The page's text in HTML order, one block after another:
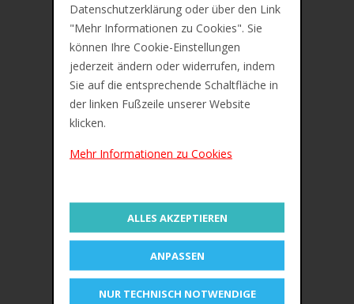
Datenschutzerklärung oder über den Link
"Mehr Informationen zu Cookies". Sie
können Ihre Cookie-Einstellungen
jederzeit ändern oder widerrufen, indem
Sie auf die entsprechende Schaltfläche in
der linken Fußzeile unserer Website
klicken.
Mehr Informationen zu Cookies
ALLES AKZEPTIEREN
ANPASSEN
NUR TECHNISCH NOTWENDIGE
ZUR MERKLISTE
Pelikan Deckfarbkasten Space+, 12
Farben, pink
€18,39